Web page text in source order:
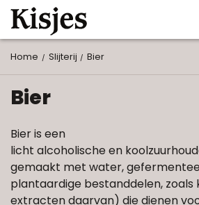
Home Slijterij Bier
Bier
Bier is een
licht alcoholische en
gemaakt met water,
plantaardige bestanddelen, zoals
extracten daarvan) die dienen